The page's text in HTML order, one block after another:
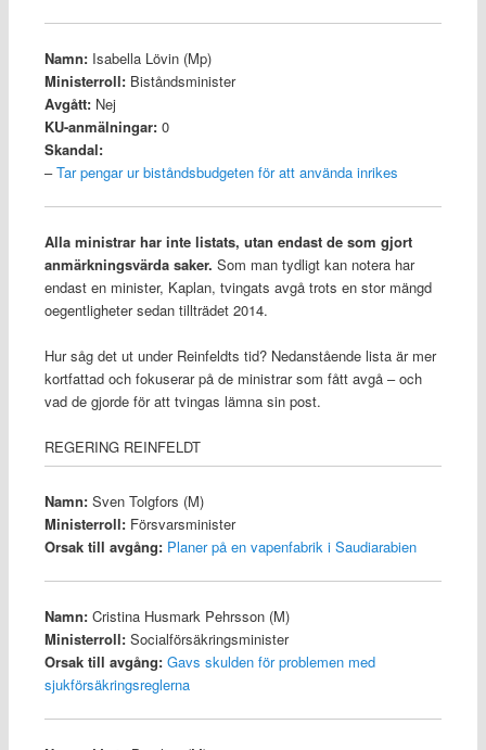
Namn:Isabella Lövin (Mp)
Ministerroll:Biståndsminister
Avgått:Nej
KU-anmälningar:0
Skandal:
–Tar pengar ur biståndsbudgeten för att använda inrikes
Alla ministrar har inte listats, utan endast de som gjort
anmärkningsvärda saker. Som man tydligt kan notera har
endast en minister, Kaplan, tvingats avgå trots en stor mängd
oegentligheter sedan tillträdet 2014.
Hur såg det ut under Reinfeldts tid? Nedanstående lista är mer
kortfattad och fokuserar på de ministrar som fått avgå – och
vad de gjorde för att tvingas lämna sin post.
REGERING REINFELDT
Namn:Sven Tolgfors (M)
Ministerroll:Försvarsminister
Orsak till avgång: Planer på en vapenfabrik i Saudiarabien
Namn:Cristina Husmark Pehrsson (M)
Ministerroll:Socialförsäkringsminister
Orsak till avgång: Gavs skulden för problemen med
sjukförsäkringsreglerna